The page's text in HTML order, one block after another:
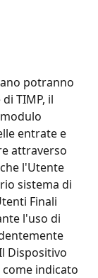
potranno
TIMP, il
entrate e
attraverso
l'Utente
sistema di
Finali
l'uso di
Dispositivo
indicato